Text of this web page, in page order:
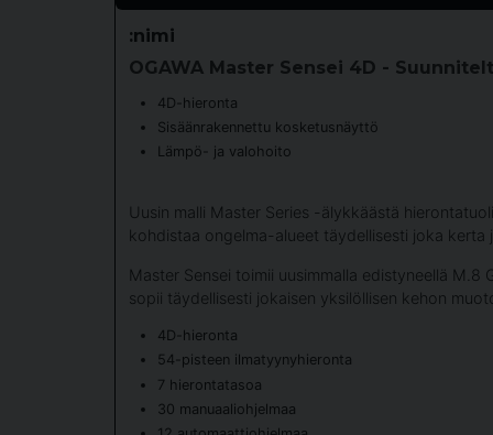
:nimi
OGAWA Master Sensei 4D -
4D-hieronta
Sisäänrakennettu kosketusnäyttö
Lämpö- ja valohoito
Uusin malli Master Series -älykkäästä
kohdistaa ongelma-alueet täydellisesti joka kerta
Master Sensei toimii uusimmalla edistyneellä
sopii täydellisesti jokaisen yksilöllisen kehon
4D-hieronta
54-pisteen ilmatyynyhieronta
7 hierontatasoa
30 manuaaliohjelmaa